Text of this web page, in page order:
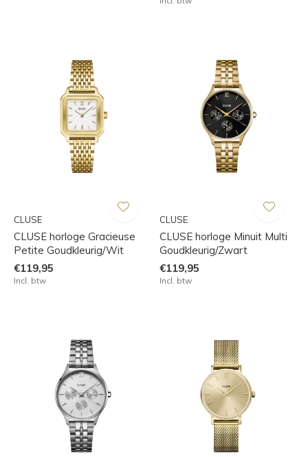
CLUSE
CLUSE horloge Gracieuse
Petite Goudkleurig/Wit
€119,95
Incl. btw
CLUSE
CLUSE horloge Minuit Multi
Goudkleurig/Zwart
€119,95
Incl. btw